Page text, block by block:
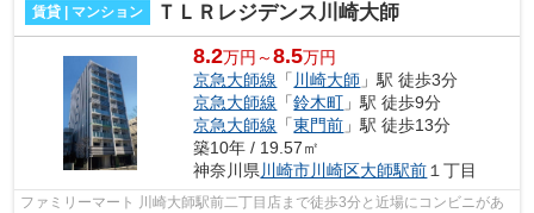
賃貸 | マンション ＴＬＲレジデンス川崎大師
8.2万円～8.5万円
京急大師線 「 川崎大師 」駅 徒歩3分
京急大師線 「鈴木町 」駅 徒歩9分
京急大師線 「東門前 」駅 徒歩13分
築10年 / 19.57㎡
神奈川県川崎市川崎区大師駅前１丁目
ファミリーマート 川崎大師駅前二丁目店まで徒歩3分と近場にコンビニがあ